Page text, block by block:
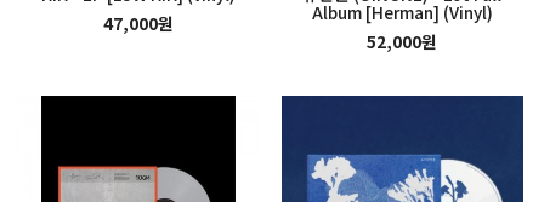
47,000원
Album [Herman] (Vinyl)
52,000원